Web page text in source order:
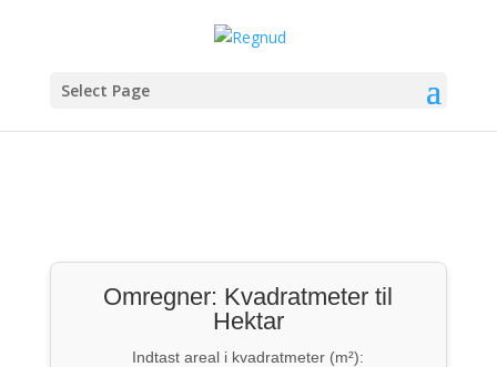
Select Page
Omregner: Kvadratmeter til
Hektar
Indtast areal i kvadratmeter (m²):